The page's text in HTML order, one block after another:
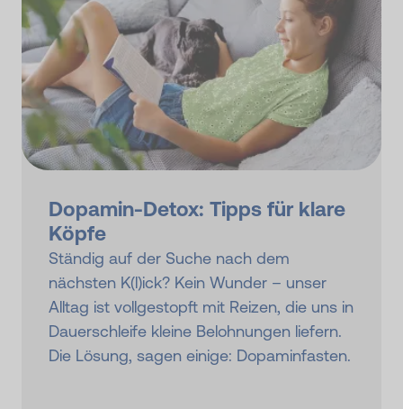
Dopamin-Detox: Tipps für klare
Köpfe
Ständig auf der Suche nach dem
nächsten K(l)ick? Kein Wunder – unser
Alltag ist vollgestopft mit Reizen, die uns in
Dauerschleife kleine Belohnungen liefern.
Die Lösung, sagen einige: Dopaminfasten.